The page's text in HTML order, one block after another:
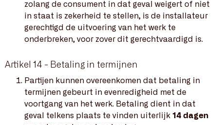
zolang de consument in dat geval weigert of niet
in staat is zekerheid te stellen, is de installateur
gerechtigd de uitvoering van het werk te
onderbreken, voor zover dit gerechtvaardigd is.
Artikel 14 - Betaling in termijnen
Partijen kunnen overeenkomen dat betaling in
termijnen gebeurt in evenredigheid met de
voortgang van het werk. Betaling dient in dat
geval telkens plaats te vinden uiterlijk 14 dagen